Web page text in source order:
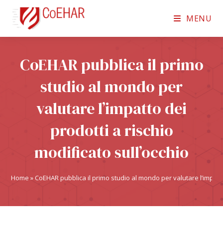
MENU
CoEHAR pubblica il primo
studio al mondo per
valutare l’impatto dei
prodotti a rischio
modificato sull’occhio
Home » CoEHAR pubblica il primo studio al mondo per valutare